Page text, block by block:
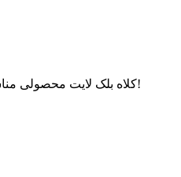
کلاه بلک لایت محصولی مناسب برای جشن های تم بلک لایت!